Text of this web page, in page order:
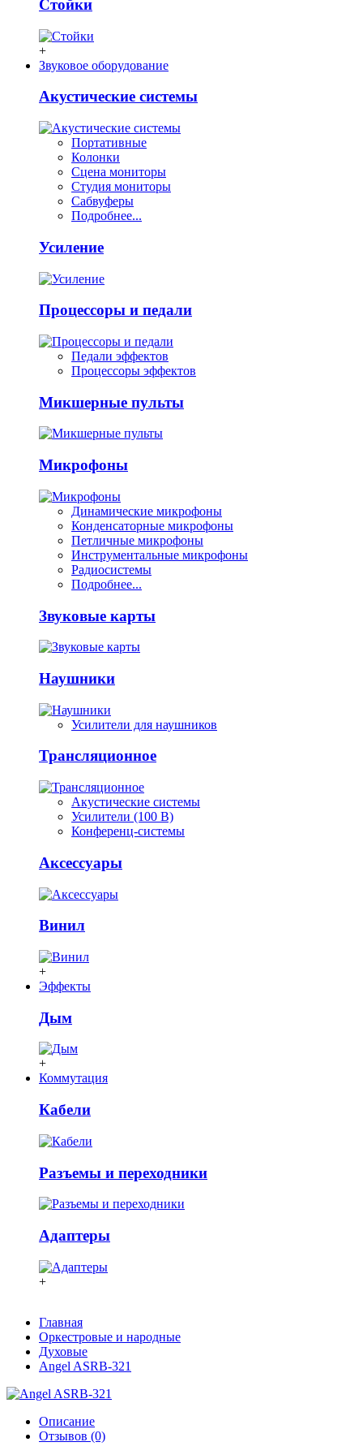
Стойки
+
Звуковое оборудование
Акустические системы
Портативные
Колонки
Сцена мониторы
Студия мониторы
Сабвуферы
Подробнее...
Усиление
Процессоры и педали
Педали эффектов
Процессоры эффектов
Микшерные пульты
Микрофоны
Динамические микрофоны
Конденсаторные микрофоны
Петличные микрофоны
Инструментальные микрофоны
Радиосистемы
Подробнее...
Звуковые карты
Наушники
Усилители для наушников
Трансляционное
Акустические системы
Усилители (100 В)
Конференц-системы
Аксессуары
Винил
+
Эффекты
Дым
+
Коммутация
Кабели
Разъемы и переходники
Адаптеры
+
Главная
Оркестровые и народные
Духовые
Angel ASRB-321
Описание
Отзывов (0)